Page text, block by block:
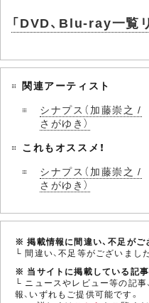
「DVD、Blu-ray一覧
関連アーティスト
シナプス（加藤崇之 /
さがゆき）
これもオススメ！
シナプス（加藤崇之 /
さがゆき）
※ 掲載情報に間違い、不足がご
└ 間違い、不足等がございました
※ 当サイトに掲載している記事
└ ニュースやレビュー等の記事
報、いずれもご提供可能です。